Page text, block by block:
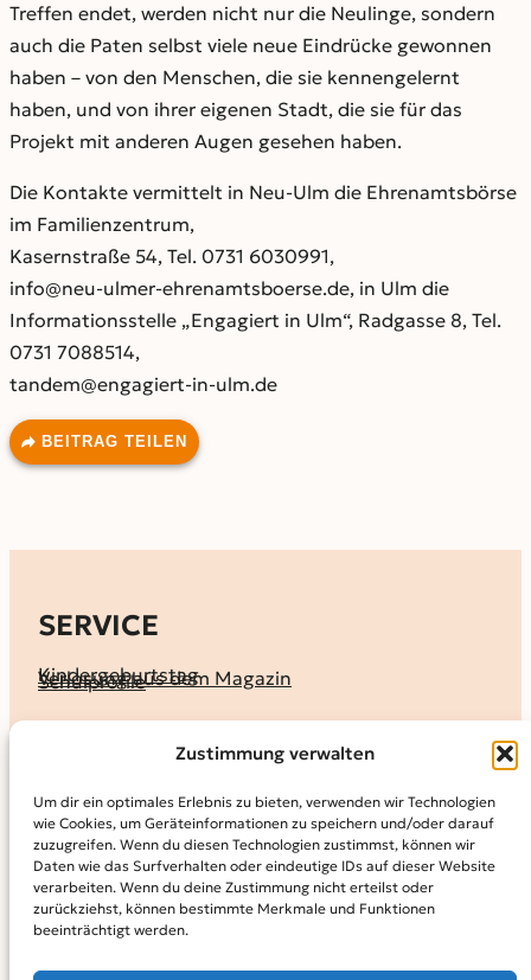
Zustimmung verwalten
Um dir ein optimales Erlebnis zu bieten, verwenden wir Technologien
wie Cookies, um Geräteinformationen zu speichern und/oder darauf
zuzugreifen. Wenn du diesen Technologien zustimmst, können wir
Daten wie das Surfverhalten oder eindeutige IDs auf dieser Website
verarbeiten. Wenn du deine Zustimmung nicht erteilst oder
zurückziehst, können bestimmte Merkmale und Funktionen
beeinträchtigt werden.
Treffen endet, werden nicht nur die Neulinge, sondern
auch die Paten selbst viele neue Eindrücke gewonnen
haben – von den Menschen, die sie kennengelernt
haben, und von ihrer eigenen Stadt, die sie für das
Projekt mit anderen Augen gesehen haben.
Die Kontakte vermittelt in Neu-Ulm die Ehrenamtsbörse
im Familienzentrum,
Kasernstraße 54, Tel. 0731 6030991,
info@neu-ulmer-ehrenamtsboerse.de, in Ulm die
Informationsstelle „Engagiert in Ulm“, Radgasse 8, Tel.
0731 7088514,
tandem@engagiert-in-ulm.de
BEITRAG TEILEN
SERVICE
Kindergeburtstag
Verlosung aus dem Magazin
Schulprofile
KALENDER
MAGAZIN
KidS-Ausgaben online lesen
Abonnement
Archiv
INFO